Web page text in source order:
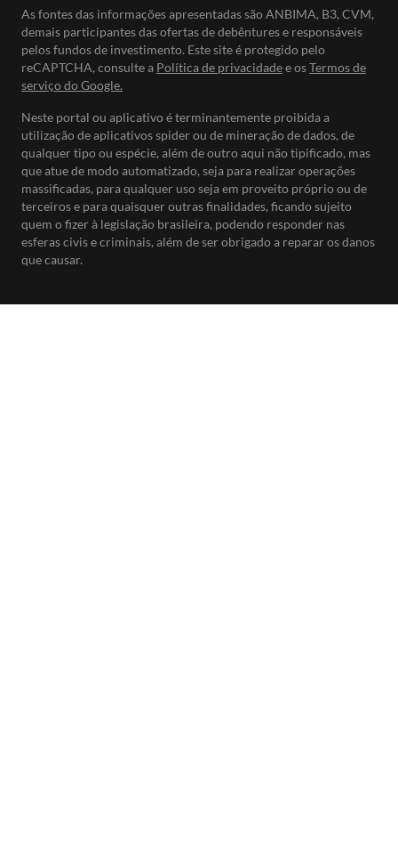
As fontes das informações apresentadas são ANBIMA, B3, CVM,
demais participantes das ofertas de debêntures e responsáveis
pelos fundos de investimento. Este site é protegido pelo
reCAPTCHA, consulte a Política de privacidadee osTermos de
serviço do Google.
Neste portal ou aplicativo é terminantemente proibida a
utilização de aplicativos spider ou de mineração de dados, de
qualquer tipo ou espécie, além de outro aqui não tipificado, mas
que atue de modo automatizado, seja para realizar operações
massificadas, para qualquer uso seja em proveito próprio ou de
terceiros e para quaisquer outras finalidades, ficando sujeito
quem o fizer à legislação brasileira, podendo responder nas
esferas civis e criminais, além de ser obrigado a reparar os danos
que causar.